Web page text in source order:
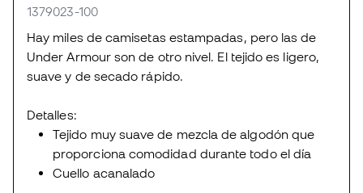
1379023-100
Hay miles de camisetas estampadas, pero las de
Under Armour son de otro nivel. El tejido es ligero,
suave y de secado rápido.
Detalles:
Tejido muy suave de mezcla de algodón que
proporciona comodidad durante todo el día
Cuello acanalado